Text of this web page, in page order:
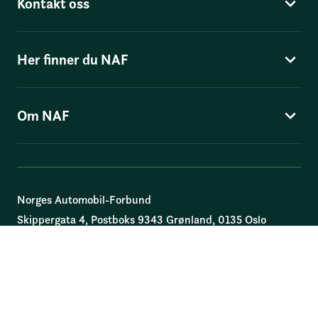
Her finner du NAF
Om NAF
Norges Automobil-Forbund
Skippergata 4, Postboks 9343 Grønland, 0135 Oslo